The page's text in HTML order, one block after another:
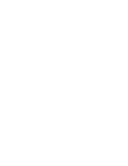
Libro/Pagina/
IMS/URL